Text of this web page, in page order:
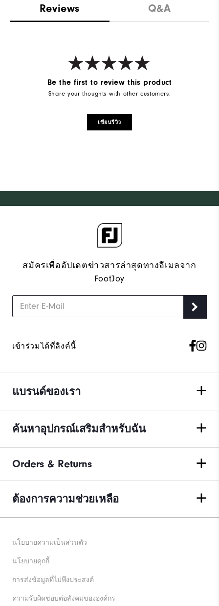
Reviews Q&A
Be the first to review this product
Share your thoughts with other customers.
เขียนรีวิว
สมัครเพื่ออัปเดตข่าวสารล่าสุดทางอีเมลจาก
FootJoy
เข้าร่วมได้ที่ลิงค์นี้
แบรนด์ของเรา
ค้นหาอุปกรณ์เสริมสำหรับฉัน
Orders & Returns
ต้องการความช่วยเหลือ
นโยบายความเป็นส่วนตัว
นโยบายคุกกี้
การส่งข้อมูลที่ไม่พึงประสงค์
ความรับผิดชอบต่อสังคมขององค์กร